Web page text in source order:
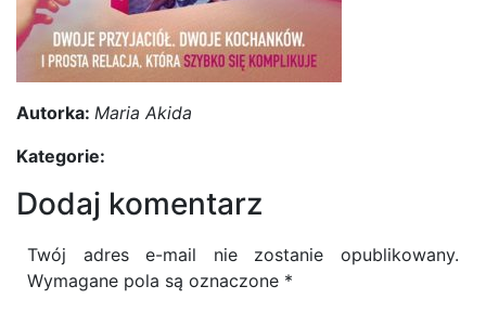
Autorka: Maria Akida
Kategorie:
Dodaj komentarz
Twój adres e-mail nie zostanie opublikowany.
Wymagane pola są oznaczone *